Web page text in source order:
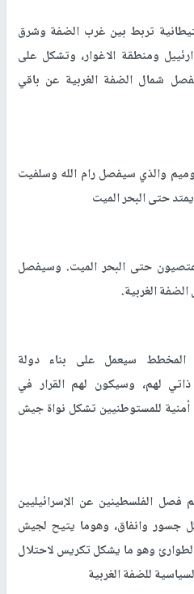
تربط بين غرب الضفة وشرق
ومنطقة الاغوار، وتشكل على
شمال الضفة الغربية عن باقي
والذي سيفصل رام الله وسلفيت
حتى البحر الميت
حتى البحر الميت. وسيفصل
الغربية.
المخطط سيعمل على بناء دولة
لهم، وسيكون لهم القرار في
للمستوطنيين تشكل نواة جيش
الفلسطينين عن الإسرائيليين
جسور وانفاق، وهوما يتيح لجيش
وهو ما يشكل تكريس لاحتلال
للضفة الغربية